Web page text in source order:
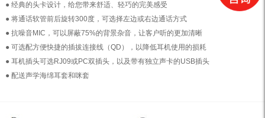
● 经典的头卡设计，给您带来舒适、轻巧的完美感受
● 将通话软管前后旋转300度，可选择左边或右边通话方式
● 抗噪音MIC，可以屏蔽75%的背景杂音，让客户听的更加清晰
● 可选配方便快捷的插拔连接线（QD），以降低耳机使用的损耗
● 耳机插头可选RJ09或PC双插头，以及带有独立声卡的USB插头
● 配送声学海绵耳套和咪套